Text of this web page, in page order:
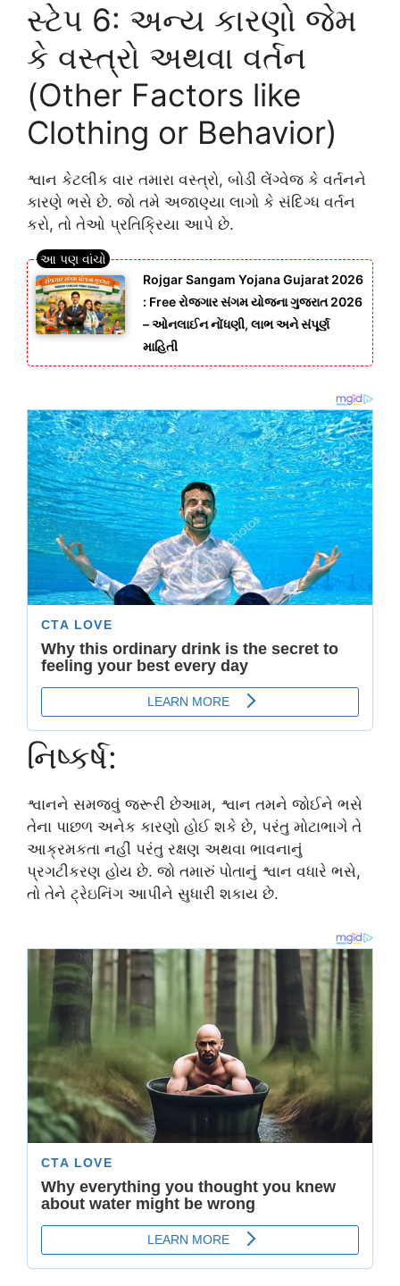
સ્ટેપ 6: અન્ય કારણો જેમ
કે વસ્ત્રો અથવા વર્તન
(Other Factors like
Clothing or Behavior)
શ્વાન કેટલીક વાર તમારા વસ્ત્રો, બોડી લેંગ્વેજ કે વર્તનને
કારણે ભસે છે. જો તમે અજાણ્યા લાગો કે સંદિગ્ધ વર્તન
કરો, તો તેઓ પ્રતિક્રિયા આપે છે.
Rojgar Sangam Yojana Gujarat 2026
: Free રોજગાર સંગમ યોજના ગુજરાત 2026
– ઓનલાઈન નોંધણી, લાભ અને સંપૂર્ણ
માહિતી
નિષ્કર્ષ:
શ્વાનને સમજવું જરૂરી છેઆમ, શ્વાન તમને જોઈને ભસે
તેના પાછળ અનેક કારણો હોઈ શકે છે, પરંતુ મોટાભાગે તે
આક્રમકતા નહીં પરંતુ રક્ષણ અથવા ભાવનાનું
પ્રગટીકરણ હોય છે. જો તમારું પોતાનું શ્વાન વધારે ભસે,
તો તેને ટ્રેઇનિંગ આપીને સુધારી શકાય છે.